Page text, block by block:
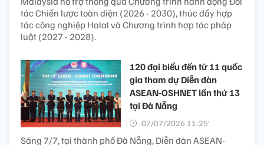
tác Chiến lược toàn diện (2026 - 2030), thúc đẩy hợp
tác công nghiệp Halal và Chương trình hợp tác pháp
luật (2027 - 2028).
120 đại biểu đến từ 11 quốc
gia tham dự Diễn đàn
ASEAN-OSHNET lần thứ 13
tại Đà Nẵng
07/07/2026 11:25’
Sáng 7/7, tại thành phố Đà Nẵng, Diễn đàn ASEAN-